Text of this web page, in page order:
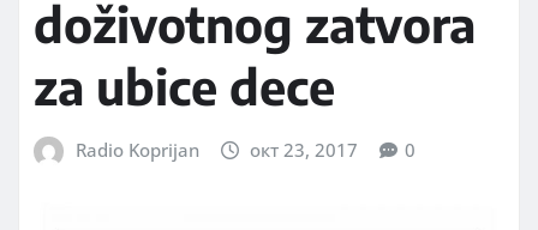
doživotnog zatvora
za ubice dece
Radio Koprijan окт 23, 2017 0